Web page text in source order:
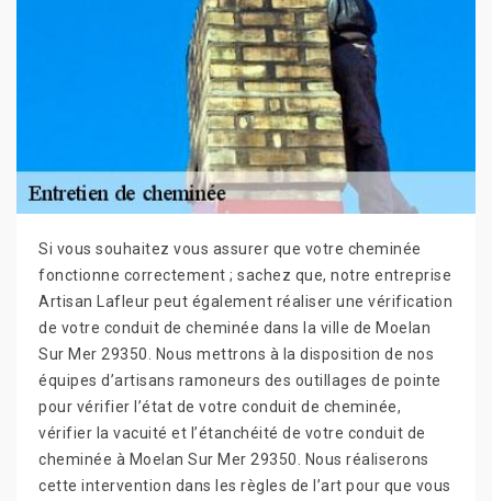
Si vous souhaitez vous assurer que votre cheminée
fonctionne correctement ; sachez que, notre entreprise
Artisan Lafleur peut également réaliser une vérification
de votre conduit de cheminée dans la ville de Moelan
Sur Mer 29350. Nous mettrons à la disposition de nos
équipes d’artisans ramoneurs des outillages de pointe
pour vérifier l’état de votre conduit de cheminée,
vérifier la vacuité et l’étanchéité de votre conduit de
cheminée à Moelan Sur Mer 29350. Nous réaliserons
cette intervention dans les règles de l’art pour que vous